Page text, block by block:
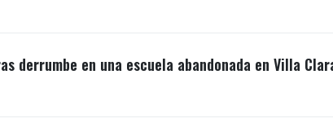
derrumbe en una escuela abandonada en Villa